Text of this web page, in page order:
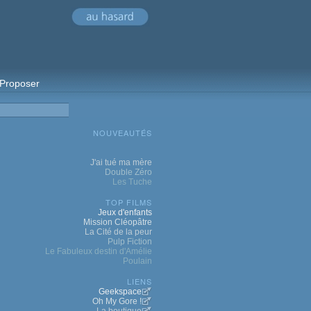
Proposer
NOUVEAUTÉS
J'ai tué ma mère
Double Zéro
Les Tuche
TOP FILMS
Jeux d'enfants
Mission Cléopâtre
La Cité de la peur
Pulp Fiction
Le Fabuleux destin d'Amélie
Poulain
LIENS
Geekspace
Oh My Gore !